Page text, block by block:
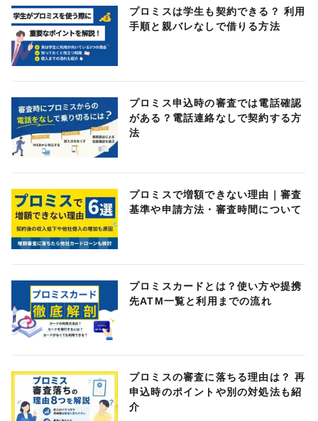
プロミスは学生も契約できる？ 利用
手順と親バレなしで借りる方法
プロミス申込時の審査では電話確認
がある？電話連絡なしで契約する方
法
プロミスで増額できない理由｜審査
基準や申請方法・審査時間について
プロミスカードとは？使い方や提携
先ATM一覧と利用までの流れ
プロミスの審査に落ちる理由は？ 再
申込時のポイントや別の対処法も紹
介